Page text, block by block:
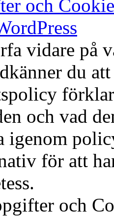
och
vidare på
du
och vad
igenom
för att
och